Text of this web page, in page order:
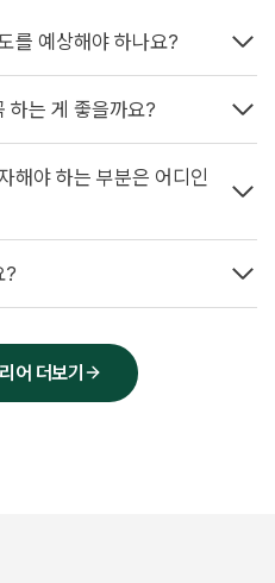
를 예상해야 하나요?
하는 게 좋을까요?
해야 하는 부분은 어디인
?
어 더보기